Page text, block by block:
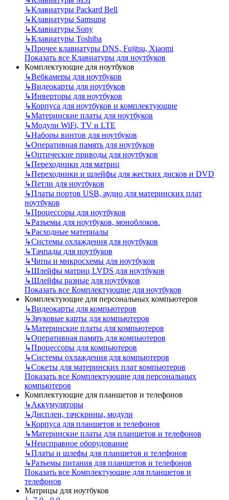
↳Клавиатуры Packard Bell
↳Клавиатуры Samsung
↳Клавиатуры Sony
↳Клавиатуры Toshiba
↳Прочее клавиатуры DNS, Fujitsu, Xiaomi
Показать все Клавиатуры для ноутбуков
Комплектующие для ноутбуков
↳Вебкамеры для ноутбуков
↳Видеокарты для ноутбуков
↳Инверторы для ноутбуков
↳Корпуса для ноутбуков и комплектующие
↳Материнские платы для ноутбуков
↳Модули WiFi, TV и LTE
↳Наборы винтов для ноутбуков
↳Оперативная память для ноутбуков
↳Оптические приводы для ноутбуков
↳Переходники для матриц
↳Переходники и шлейфы для жестких дисков и DVD
↳Петли для ноутбуков
↳Платы портов USB, аудио для материнских плат
ноутбуков
↳Процессоры для ноутбуков
↳Разъемы для ноутбуков, моноблоков.
↳Расходные материалы
↳Системы охлаждения для ноутбуков
↳Тачпады для ноутбуков
↳Чипы и микросхемы для ноутбуков
↳Шлейфы матриц LVDS для ноутбуков
↳Шлейфы разные для ноутбуков
Показать все Комплектующие для ноутбуков
Комплектующие для персональных компьютеров
↳Видеокарты для компьютеров
↳Звуковые карты для компьютеров
↳Материнские платы для компьютеров
↳Оперативная память для компьютеров
↳Процессоры для компьютеров
↳Системы охлаждения для компьютеров
↳Сокеты для материнских плат компьютеров
Показать все Комплектующие для персональных
компьютеров
Комплектующие для планшетов и телефонов
↳Аккумуляторы
↳Дисплеи, тачскрины, модули
↳Корпуса для планшетов и телефонов
↳Материнские платы для планшетов и телефонов
↳Неисправное оборудование
↳Платы и шлефы для планшетов и телефонов
↳Разъемы питания для планшетов и телефонов
Показать все Комплектующие для планшетов и
телефонов
Матрицы для ноутбуков